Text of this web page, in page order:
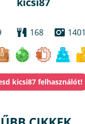
168 1401